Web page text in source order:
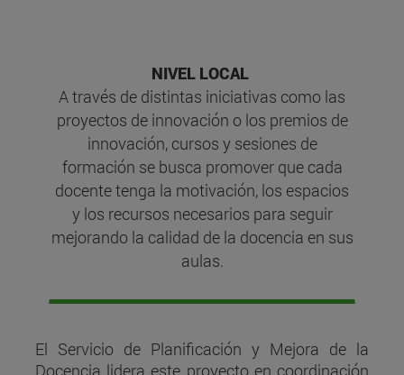
NIVEL LOCAL ​​​
A través de distintas iniciativas como las
proyectos de innovación o los premios de
innovación, cursos y sesiones de
formación se busca promover que cada
docente tenga la motivación, los espacios
y los recursos necesarios para seguir
mejorando la calidad de la docencia en sus
aulas.
El Servicio de Planificación y Mejora de la
Docencia lidera este proyecto en coordinación